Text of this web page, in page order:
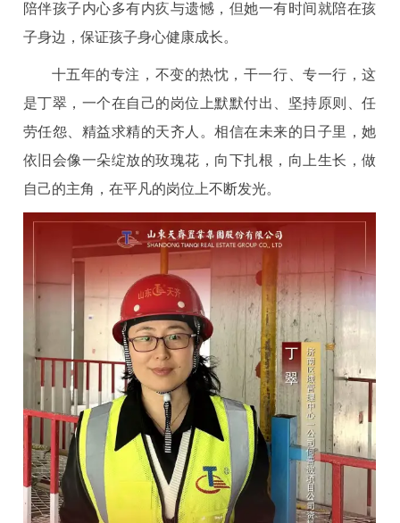
陪伴孩子内心多有内疚与遗憾，但她一有时间就陪在孩
子身边，保证孩子身心健康成长。
十五年的专注，不变的热忱，干一行、专一行，这
是丁翠，一个在自己的岗位上默默付出、坚持原则、任
劳任怨、精益求精的天齐人。相信在未来的日子里，她
依旧会像一朵绽放的玫瑰花，向下扎根，向上生长，做
自己的主角，在平凡的岗位上不断发光。